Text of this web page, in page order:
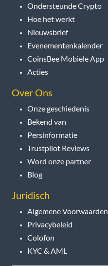
Ondersteunde Crypto
Hoe het werkt
Nieuwsbrief
Evenementenkalender
CoinsBee Mobiele App
Acties
Over Ons
Onze geschiedenis
Bekend van
Persinformatie
Trustpilot Reviews
Word onze partner
Blog
Juridisch
Algemene Voorwaarden
Privacybeleid
Colofon
KYC & AML